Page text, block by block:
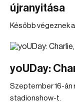
újranyitása
Később végeznek
yoUDay:
Szeptember 16-án
stadionshow-t.